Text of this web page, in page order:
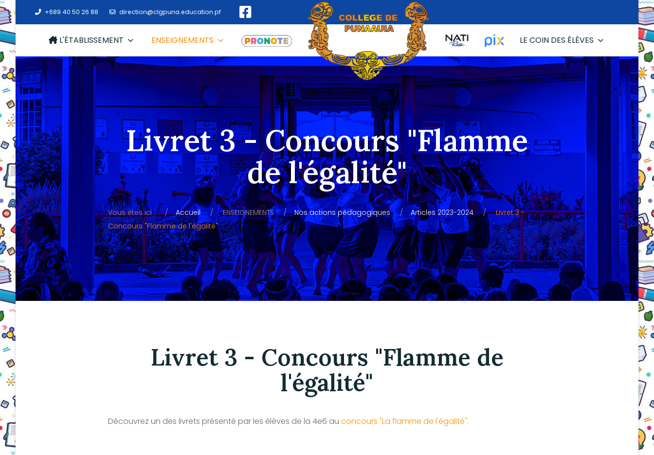
+689 40 50 26 88 direction@clgpuna.education.pf
L'ÉTABLISSEMENT ENSEIGNEMENTS LE COIN DES ÉLÈVES
Livret 3 - Concours "Flamme
de l'égalité"
Vous êtes ici : Accueil ENSEIGNEMENTS Nos actions pédagogiques Articles 2023-2024
Livret 3 -
Concours "Flamme de l'égalité"
Livret 3 - Concours "Flamme de
l'égalité"
Découvrez un des livrets présenté par les élèves de la 4e6 au concours "La flamme de l'égalité".